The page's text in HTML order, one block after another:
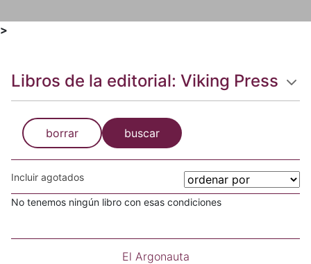
>
Libros de la editorial: Viking Press
borrar buscar
Incluir agotados
No tenemos ningún libro con esas condiciones
El Argonauta